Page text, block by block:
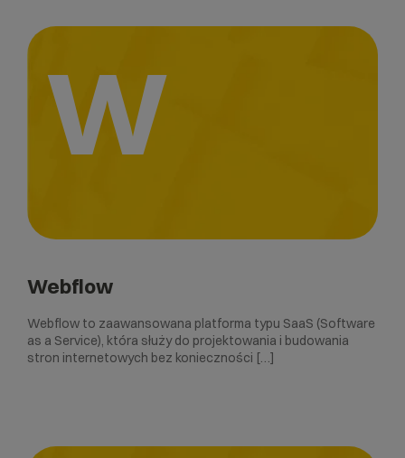
W
Webflow
Webflow to zaawansowana platforma typu SaaS (Software
as a Service), która służy do projektowania i budowania
stron internetowych bez konieczności […]